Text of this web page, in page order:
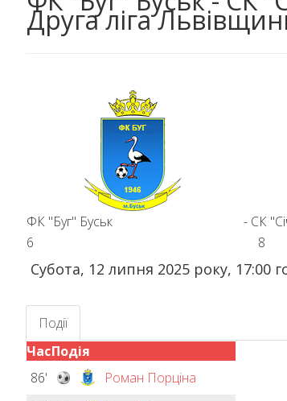
Друга ліга
ФК "Буг" Буськ - СК
6
8
Субота, 12 липня 2025 року, 17:00
Події
ЧасПодія
86'
Роман Порціна